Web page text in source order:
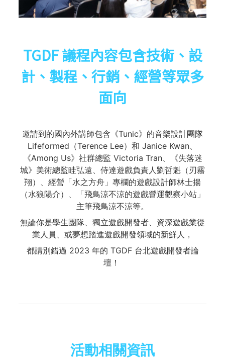
TGDF 議程內容包含技術、設
計、製程、行銷、經營等眾多
面向
邀請到的國內外講師包含《Tunic》的音樂設計團隊
Lifeformed（Terence Lee）和 Janice Kwan、
《Among Us》社群總監 Victoria Tran、《失落迷
城》美術總監眭弘遠、侍達遊戲負責人劉哲魁（刃霧
翔）、經營「水之方舟」專欄的遊戲設計師林士揚
（水狼陽介）、「飛鳥涼不涼的遊戲營運觀察小站」
主筆飛鳥涼不涼等。
無論你是學生團隊、獨立遊戲開發者、資深遊戲業從
業人員、或夢想踏進遊戲開發領域的新鮮人，
都請別錯過 2023 年的 TGDF 台北遊戲開發者論
壇！
活動相關資訊